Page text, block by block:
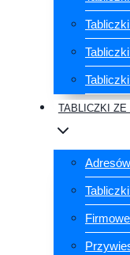
TABLICZKI ZE